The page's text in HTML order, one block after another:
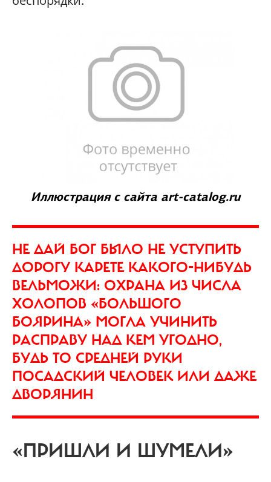
Иллюстрация с сайта art-catalog.ru
НЕ ДАЙ БОГ БЫЛО НЕ УСТУПИТЬ
ДОРОГУ КАРЕТЕ КАКОГО-НИБУДЬ
ВЕЛЬМОЖИ: ОХРАНА ИЗ ЧИСЛА
ХОЛОПОВ «БОЛЬШОГО
БОЯРИНА» МОГЛА УЧИНИТЬ
РАСПРАВУ НАД КЕМ УГОДНО,
БУДЬ ТО СРЕДНЕЙ РУКИ
ПОСАДСКИЙ ЧЕЛОВЕК ИЛИ ДАЖЕ
ДВОРЯНИН
«ПРИШЛИ И ШУМЕЛИ»